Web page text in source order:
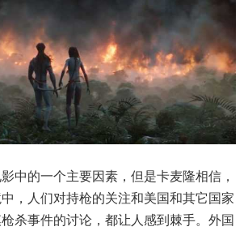
中的一个主要因素，但是卡麦隆相信，
，人们对持枪的关注和美国和其它国家
杀事件的讨论，都让人感到棘手。外国